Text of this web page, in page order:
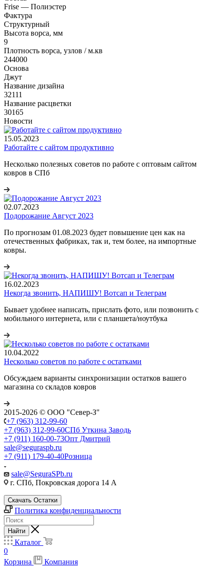
Frise — Полиэстер
Фактура
Структурный
Высота ворса, мм
9
Плотность ворса, узлов / м.кв
244000
Основа
Джут
Название дизайна
32111
Название расцветки
30165
Новости
15.05.2023
Работайте с сайтом продуктивно
Несколько полезных советов по работе с оптовым сайтом
ковров в СПб
02.07.2023
Подорожание Август 2023
По прогнозам 01.08.2023 будет повышение цен как на
отечественных фабриках, так и, тем более, на импортные
ковры.
16.02.2023
Некогда звонить, НАПИШУ! Вотсап и Телеграм
Бывает удобнее написать, прислать фото, или позвонить с
мобильного интернета, или с планшета/ноутбука
10.04.2022
Несколько советов по работе с остатками
Обсуждаем варианты синхронизации остатков вашего
магазина со складов ковров
2015-2026 © ООО "Север-З"
+7 (963) 312-99-60
+7 (963) 312-99-60СПб Уткина Заводь
+7 (911) 160-00-73Опт Дмитрий
sale@seguraspb.ru
+7 (911) 179-40-40Розница
sale@SeguraSPb.ru
г. СПб, Покровская дорога 14 А
Скачать Остатки
Политика конфиденциальности
Найти
Каталог
0
Корзина
Компания